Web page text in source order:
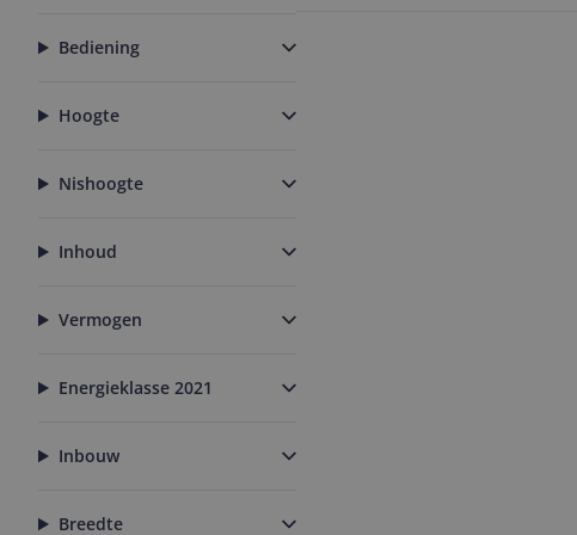
Bediening
Hoogte
Nishoogte
Inhoud
Vermogen
Energieklasse 2021
Inbouw
Breedte